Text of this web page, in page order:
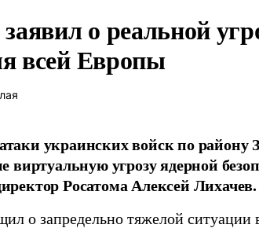
о реальной
всей Европы
украинских войск по району
виртуальную угрозу ядерной
Росатома Алексей Лихачев.
о запредельно тяжелой